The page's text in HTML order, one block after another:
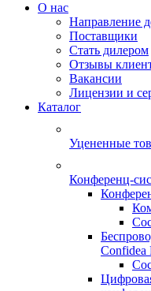
О нас
Направление
Поставщики
Стать дилером
Отзывы
Вакансии
Лицензии и
Каталог
Уцененные
Конференц-